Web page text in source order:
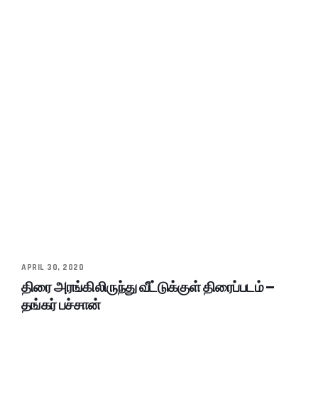
APRIL 30, 2020
திரை அரங்கிலிருந்து வீட்டுக்குள் திரைப்படம் –
தங்கர் பச்சான்